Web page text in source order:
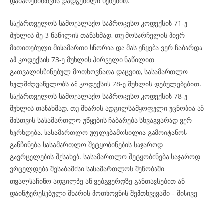
საქართველოს სამოქალაქო საპროცესო კოდექსის 71-ე
მუხლის მე-3 ნაწილის თანახმად, თუ მოსარჩელის მიერ
მითითებული მისამართი სწორია და მას უწყება ვერ ჩაბარდა
ამ კოდექსის 73-ე მუხლის პირველი ნაწილით
გათვალისწინებულ მოთხოვნათა დაცვით, სასამართლო
ხელმძღვანელობს ამ კოდექსის 78-ე მუხლის დებულებებით.
საქართველოს სამოქალაქო საპროცესო კოდექსის 78-ე
მუხლის თანახმად, თუ მხარის ადგილსამყოფელი უცნობია ან
მისთვის სასამართლო უწყების ჩაბარება სხვაგვარად ვერ
ხერხდება, სასამართლო უფლებამოსილია გამოიტანოს
განჩინება სასამართლო შეტყობინების საჯაროდ
გავრცელების შესახებ. სასამართლო შეტყობინება საჯაროდ
ვრცელდება შესაბამისი სასამართლოს შენობაში
თვალსაჩინო ადგილზე ან ვებგვერდზე განთავსებით ან
დაინტერესებული მხარის მოთხოვნის შემთხვევაში – მისივე